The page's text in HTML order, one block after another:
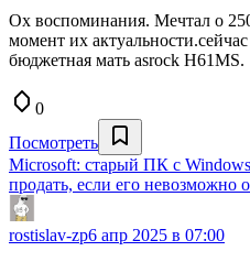
Ох воспоминания. Мечтал о
момент их
бюджетная мать asrock H61MS.
0
Посмотреть
Microsoft: старый ПК с
продать, если его невозможно
rostislav-zp6 апр 2025 в 07:00